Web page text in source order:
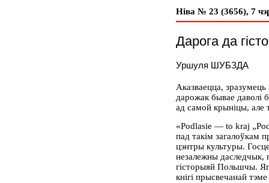
Ніва № 23 (3656), 7
Дарога да
Уршуля ШУБЗДА
Аказваецца,
дарожак бывае даволі
ад самой крыніцы, але
«Podlasie — to kraj
пад такім загалоўкам
цэнтры культуры.
незалежны даследчык,
гісторыяй Польшчы.
кнігі прысвечанай тэме